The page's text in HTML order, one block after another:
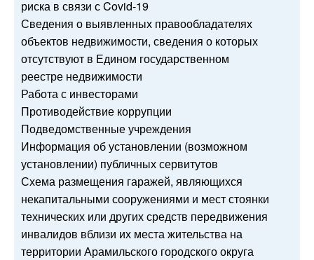
риска в связи с Covid-19
Сведения о выявленных правообладателях
объектов недвижимости, сведения о которых
отсутствуют в Едином государственном
реестре недвижимости
Работа с инвесторами
Противодействие коррупции
Подведомственные учреждения
Информация об установлении (возможном
установлении) публичных сервитутов
Схема размещения гаражей, являющихся
некапитальными сооружениями и мест стоянки
технических или других средств передвижения
инвалидов вблизи их места жительства на
территории Арамильского городского округа